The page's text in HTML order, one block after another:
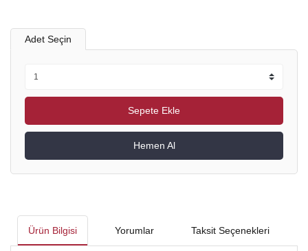
Adet Seçin
Sepete Ekle
Hemen Al
Ürün Bilgisi Yorumlar Taksit Seçenekleri